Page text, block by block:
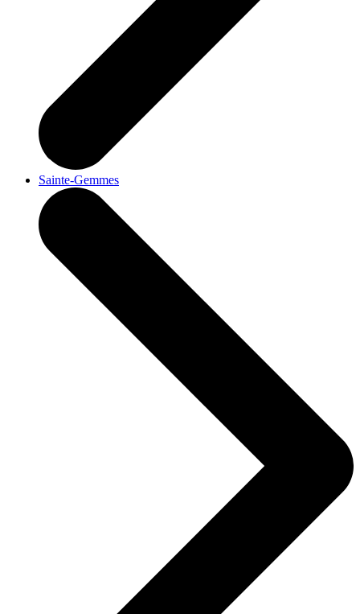
Sainte-Gemmes